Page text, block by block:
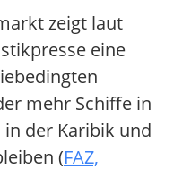
zeigt laut
eine
mehr Schiffe in
der Karibik und
(FAZ,